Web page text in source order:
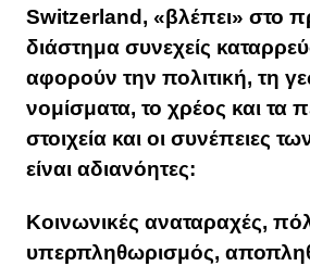
Switzerland, «βλέπει» στο
διάστημα συνεχείς
αφορούν την πολιτική, τη
νομίσματα, το χρέος και τα
στοιχεία και οι συνέπειες
είναι αδιανόητες:
Κοινωνικές αναταραχές,
υπερπληθωρισμός,